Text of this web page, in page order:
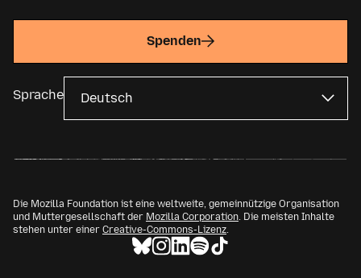
Spenden
Sprache
Die Mozilla Foundation ist eine weltweite, gemeinnützige Organisation
und Muttergesellschaft der Mozilla Corporation. Die meisten Inhalte
stehen unter einer Creative-Commons-Lizenz.